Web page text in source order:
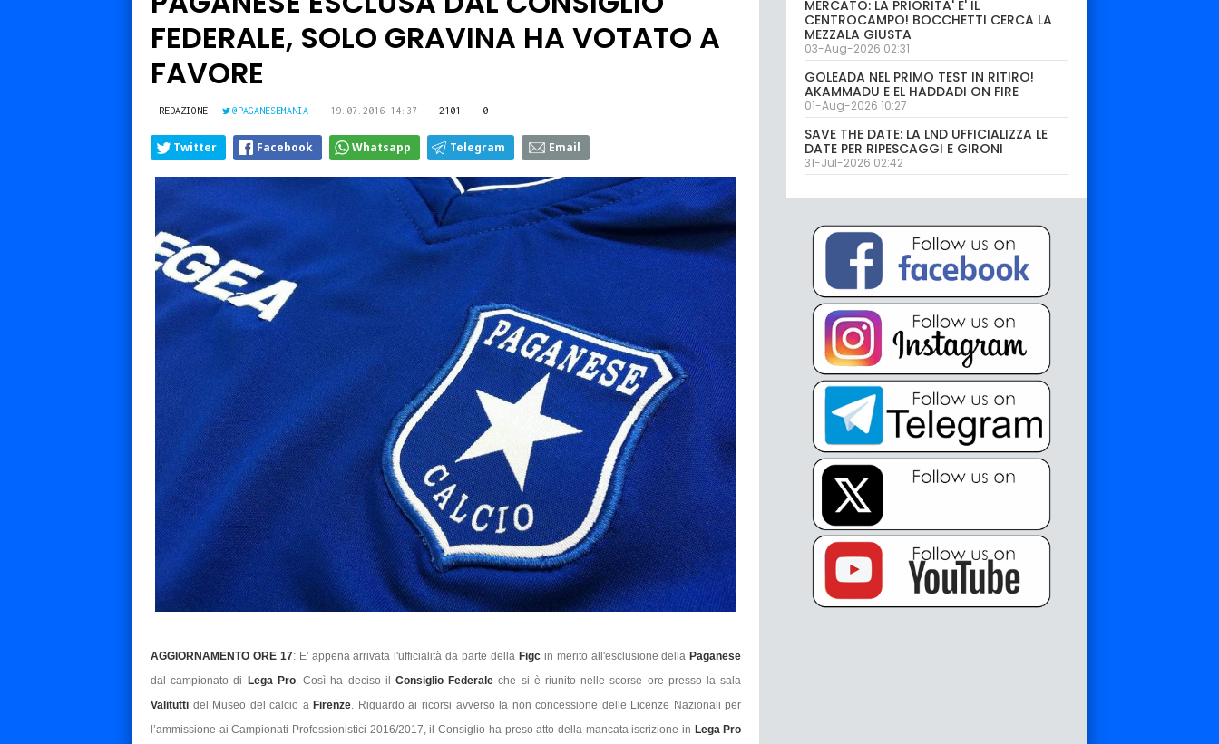
FEDERALE, SOLO GRAVINA HA VOTATO A
FAVORE
REDAZIONE @PAGANESEMANIA 19.07.2016 14:37 2101 0
Twitter Facebook Whatsapp Telegram Email
AGGIORNAMENTO ORE 17: E' appena arrivata l'ufficialità da parte della Figc in merito all'esclusione dellaPaganese
dal campionato di Lega Pro. Così ha deciso il Consiglio Federaleche si è riunito nelle scorse ore presso la sala
Valitutti del Museo del calcio aFirenze . Riguardo ai ricorsi avverso la non concessione delle Licenze Nazionali per
l’ammissione ai Campionati Professionistici 2016/2017, il Consiglio ha preso atto della mancata iscrizione in Lega Pro
MERCATO: LA PRIORITA' E' IL
CENTROCAMPO! BOCCHETTI CERCA LA
MEZZALA GIUSTA
03-Aug-2026 02:31
GOLEADA NEL PRIMO TEST IN RITIRO!
AKAMMADU E EL HADDADI ON FIRE
01-Aug-2026 10:27
SAVE THE DATE: LA LND UFFICIALIZZA LE
DATE PER RIPESCAGGI E GIRONI
31-Jul-2026 02:42